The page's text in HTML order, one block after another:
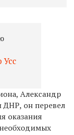
Александр
ДНР, он перевел
оказания